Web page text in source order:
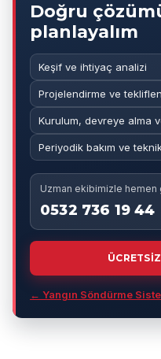
Doğru
planlayalım
Keşif ve ihtiyaç analizi
Projelendirme ve
Kurulum, devreye alma
Periyodik bakım ve
Uzman ekibimizle hemen
0532 736 19 44
← Yangın Söndürme